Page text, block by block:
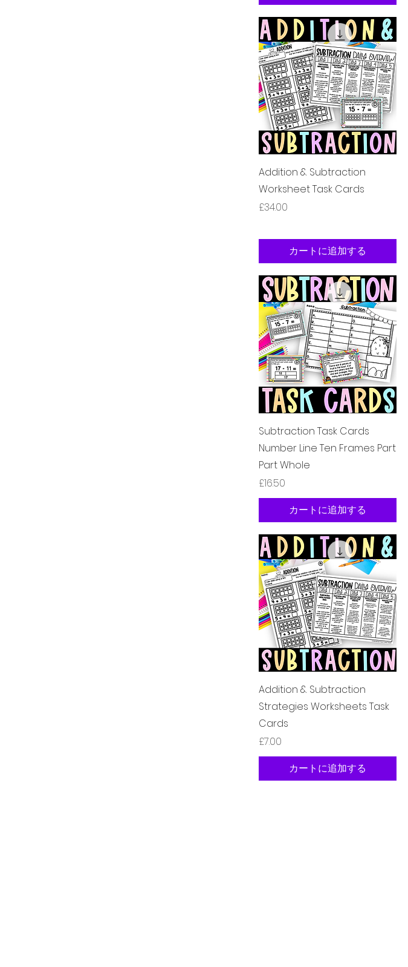
クイックビュー
Addition & Subtraction
Worksheet Task Cards
価格
£34.00
カートに追加する
クイックビュー
Subtraction Task Cards
Number Line Ten Frames Part
Part Whole
価格
£16.50
カートに追加する
クイックビュー
Addition & Subtraction
Strategies Worksheets Task
Cards
価格
£7.00
カートに追加する